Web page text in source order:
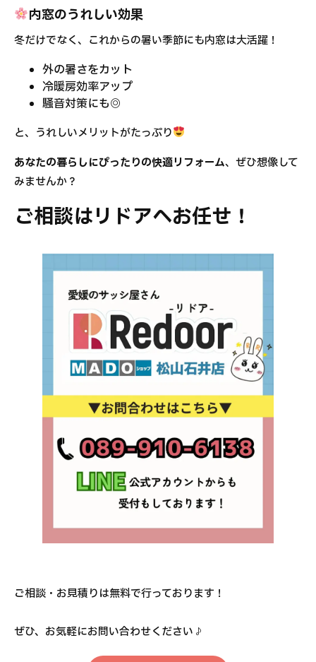
内窓のうれしい効果
冬だけでなく、これからの暑い季節にも内窓は大活躍！
外の暑さをカット
冷暖房効率アップ
騒音対策にも◎
と、うれしいメリットがたっぷり
あなたの暮らしにぴったりの快適リフォーム、ぜひ想像して
みませんか？
ご相談はリドアへお任せ！
ご相談・お見積りは無料で行っております！
ぜひ、お気軽にお問い合わせください♪